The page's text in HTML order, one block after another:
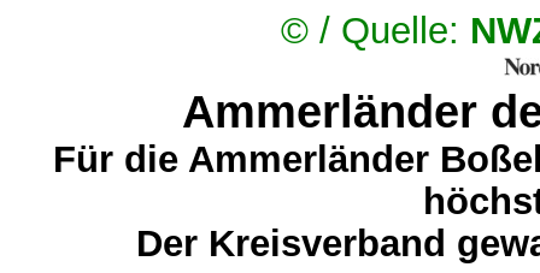
©/ Quelle:
Ammerländer
Für die Ammerländer
Der Kreisverband